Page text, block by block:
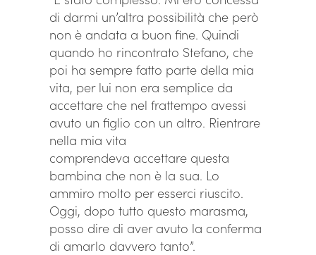
di darmi un’altra possibilità che però
non è andata a buon fine. Quindi
quando ho rincontrato Stefano, che
poi ha sempre fatto parte della mia
vita, per lui non era semplice da
accettare che nel frattempo avessi
avuto un figlio con un altro. Rientrare
nella mia vita
comprendeva accettare questa
bambina che non è la sua. Lo
ammiro molto per esserci riuscito.
Oggi, dopo tutto questo marasma,
posso dire di aver avuto la conferma
di amarlo davvero tanto”.